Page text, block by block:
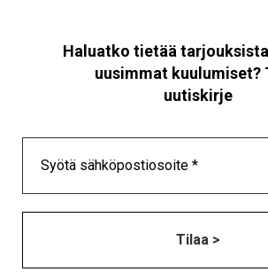
Haluatko tietää
uusimmat kuulumiset?
uutiskirje